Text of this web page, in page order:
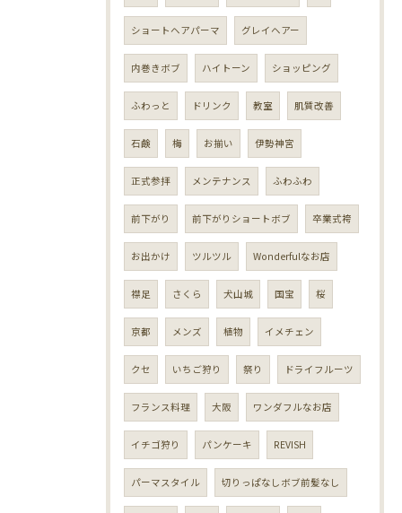
ショートヘアパーマ グレイヘアー
内巻きボブ ハイトーン ショッピング
ふわっと ドリンク 教室 肌質改善
石鹸 梅 お揃い 伊勢神宮
正式参拝 メンテナンス ふわふわ
前下がり 前下がりショートボブ 卒業式袴
お出かけ ツルツル Wonderfulなお店
襟足 さくら 犬山城 国宝 桜
京都 メンズ 植物 イメチェン
クセ いちご狩り 祭り ドライフルーツ
フランス料理 大阪 ワンダフルなお店
イチゴ狩り パンケーキ REVISH
パーマスタイル 切りっぱなしボブ前髪なし